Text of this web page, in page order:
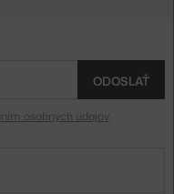
ODOSLAŤ
osobných údajov.